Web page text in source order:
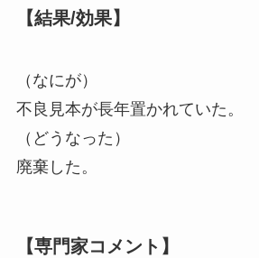
【結果/効果】
（なにが）
不良見本が長年置かれていた。
（どうなった）
廃棄した。
【専門家コメント】